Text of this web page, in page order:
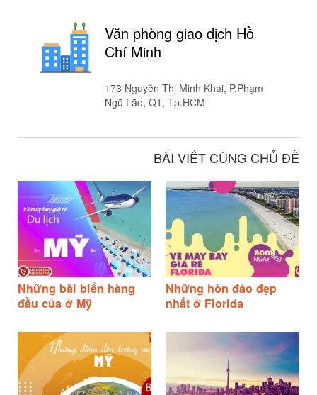
Văn phòng giao dịch Hồ
Chí Minh
173 Nguyễn Thị Minh Khai, P.Phạm
Ngũ Lão, Q1, Tp.HCM
BÀI VIẾT CÙNG CHỦ ĐỀ
Những bãi biển hàng
đầu của ở Mỹ
Những hòn đảo đẹp
nhất ở Florida